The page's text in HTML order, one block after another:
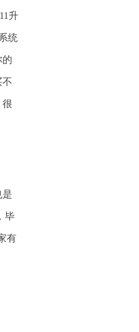
升
统
的
不
很
是
毕
有